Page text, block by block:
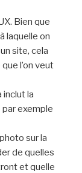
Bien que
laquelle on
site, cela
l’on veut
inclut la
exemple
sur la
de quelles
et quelle